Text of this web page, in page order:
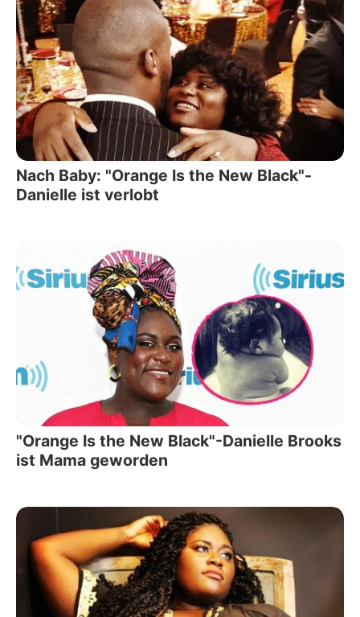
Nach Baby: "Orange Is the New Black"-
Danielle ist verlobt
"Orange Is the New Black"-Danielle Brooks
ist Mama geworden